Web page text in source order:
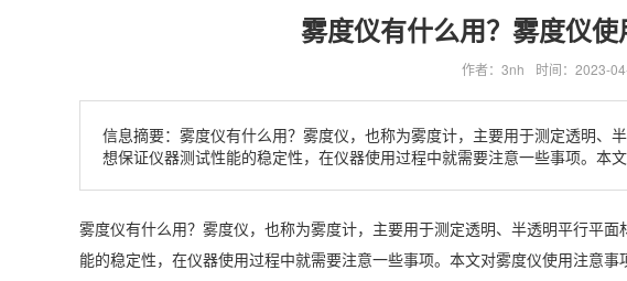
雾度仪有什么用？雾度仪使
作者：3nh 时间：2023-
信息摘要： 雾度仪有什么用？雾度仪​，也称为雾度计，主要用于测定透明、
想保证仪器测试性能的稳定性，在仪器使用过程中就需要注意一些事项。本
雾度仪有什么用？ 雾度仪，也称为雾度计，主要用于测定透明、半透明平行平
能的稳定性，在仪器使用过程中就需要注意一些事项。本文对雾度仪使用注意事